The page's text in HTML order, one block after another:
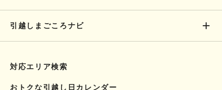
引越しまごころナビ
対応エリア検索
おトクな引越し日カレンダー